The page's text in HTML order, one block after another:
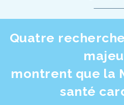
Quatre
montrent que la
santé